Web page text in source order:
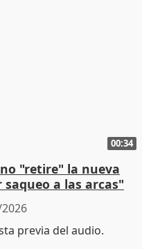
00:34
"retire" la nueva
a las arcas"